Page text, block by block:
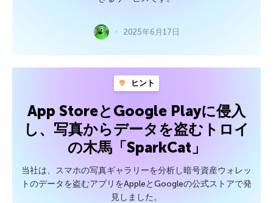
2025年6月17日
ヒント
App StoreとGoogle Playに侵入
し、写真からデータを盗むトロイ
の木馬「SparkCat」
当社は、スマホの写真ギャラリーを分析し暗号資産ウォレッ
トのデータを盗むアプリをAppleとGoogleの公式ストアで発
見しました。